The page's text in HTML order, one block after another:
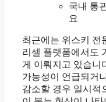
국내 통
요
최근에는 위스키 전
리셀 플랫폼에서도
게 이뤄지고 있습니
가능성이 언급되거
감소할 경우 일시적